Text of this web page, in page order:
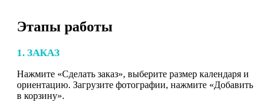
Этапы работы
1. ЗАКАЗ
Нажмите «Сделать заказ», выберите размер календаря и
ориентацию. Загрузите фотографии, нажмите «Добавить
в корзину».